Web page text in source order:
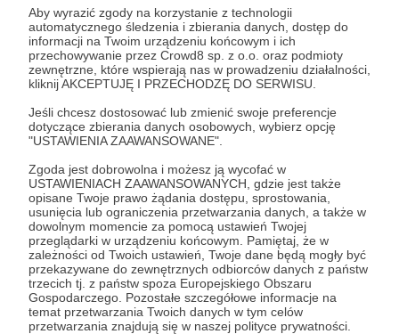
Aby wyrazić zgody na korzystanie z technologii
automatycznego śledzenia i zbierania danych, dostęp do
informacji na Twoim urządzeniu końcowym i ich
przechowywanie przez Crowd8 sp. z o.o. oraz podmioty
zewnętrzne, które wspierają nas w prowadzeniu działalności,
kliknij AKCEPTUJĘ I PRZECHODZĘ DO SERWISU.
Jeśli chcesz dostosować lub zmienić swoje preferencje
dotyczące zbierania danych osobowych, wybierz opcję
"USTAWIENIA ZAAWANSOWANE".
Zgoda jest dobrowolna i możesz ją wycofać w
USTAWIENIACH ZAAWANSOWANYCH, gdzie jest także
opisane Twoje prawo żądania dostępu, sprostowania,
usunięcia lub ograniczenia przetwarzania danych, a także w
dowolnym momencie za pomocą ustawień Twojej
przeglądarki w urządzeniu końcowym. Pamiętaj, że w
zależności od Twoich ustawień, Twoje dane będą mogły być
przekazywane do zewnętrznych odbiorców danych z państw
trzecich tj. z państw spoza Europejskiego Obszaru
Gospodarczego. Pozostałe szczegółowe informacje na
temat przetwarzania Twoich danych w tym celów
przetwarzania znajdują się w naszej polityce prywatności.
Komentarz użytkownika
Odpowiedz
Dołącz do grona Patronów!
Wesprzyj działalność AutoraSCEtvjuż teraz!